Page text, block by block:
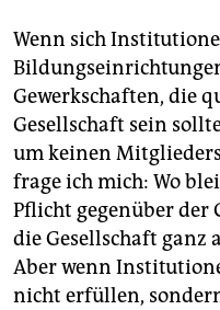
Wenn sich
Gewerkschaften, die
Gesellschaft sein
um keinen
frage ich mich: Wo
Pflicht gegenüber der
die Gesellschaft ganz
Aber wenn
nicht erfüllen,